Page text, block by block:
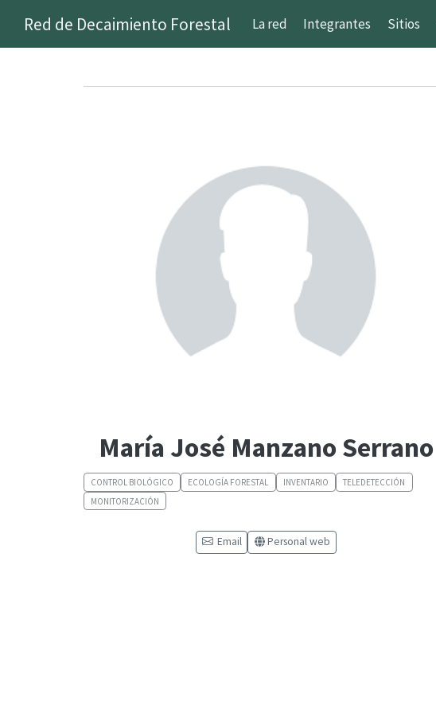
Red de Decaimiento Forestal La red Integrantes Sitios
María José Manzano Serrano
CONTROL BIOLÓGICO ECOLOGÍA FORESTAL INVENTARIO
TELEDETECCIÓN
MONITORIZACIÓN
Email Personal web